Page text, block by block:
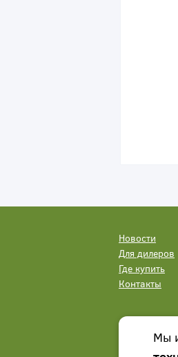
Новости
Для дилеров
Где купить
Контакты
Мы